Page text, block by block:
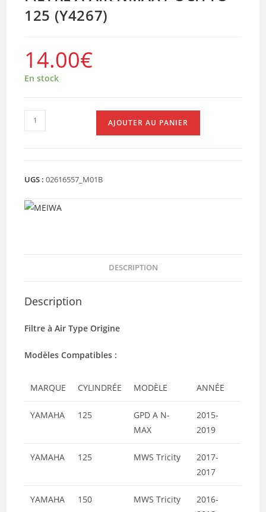
125 (Y4267)
14.00€
En stock
quantité
de
AIR
/
AJOUTER AU PANIER
UGS :02616557_M01B
DESCRIPTION
Description
Filtre à Air Type Origine
Modèles Compatibles :
MARQUE CYLINDRÉE MODÈLE ANNÉE
YAMAHA 125
GPD A N-
MAX
2015-
2019
YAMAHA 125 MWS Tricity
2017-
2017
YAMAHA 150 MWS Tricity
2016-